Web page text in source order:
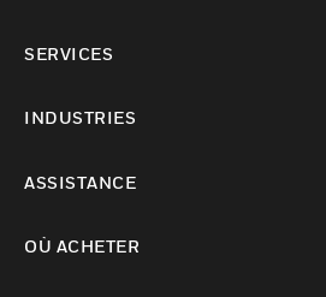
SERVICES
INDUSTRIES
ASSISTANCE
OÙ ACHETER